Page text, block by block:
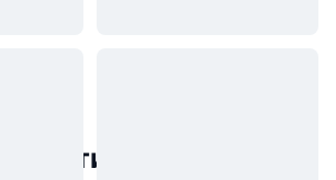
активы реального